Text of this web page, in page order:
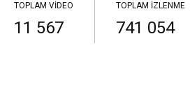
TOPLAM VIDEO
11 567
TOPLAM İZLENME
741 054